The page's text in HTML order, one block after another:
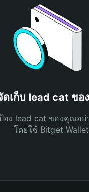
ดเก็บ lead cat ข
อง lead cat ของคุณอย่
โดยใช้ Bitget Wallet